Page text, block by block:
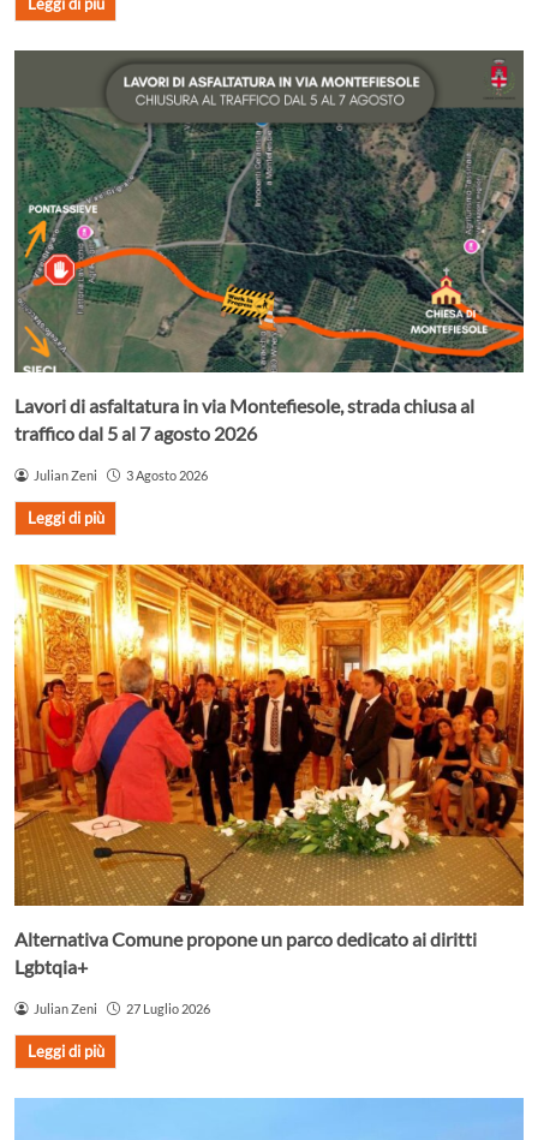
Leggi di più
Lavori di asfaltatura in via Montefiesole, strada chiusa al
traffico dal 5 al 7 agosto 2026
Julian Zeni 3 Agosto 2026
Leggi di più
Alternativa Comune propone un parco dedicato ai diritti
Lgbtqia+
Julian Zeni 27 Luglio 2026
Leggi di più